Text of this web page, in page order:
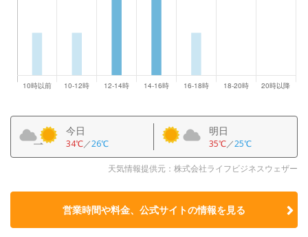
今日
34℃／26℃
明日
35℃／25℃
天気情報提供元：株式会社ライフビジネスウェザー
営業時間や料金、公式サイトの情報を見る